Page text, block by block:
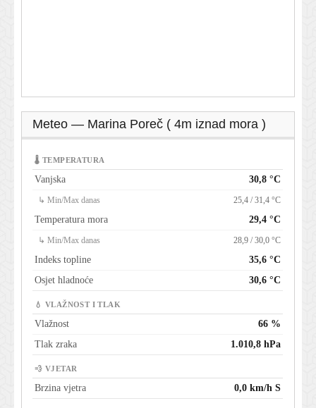
Meteo — Marina Poreč ( 4m iznad mora )
🌡 TEMPERATURA
Vanjska 30,8 °C
↳ Min/Max danas 25,4 / 31,4 °C
Temperatura mora 29,4 °C
↳ Min/Max danas 28,9 / 30,0 °C
Indeks topline
35,6 °C
Osjet hladnoće
30,6 °C
💧 VLAŽNOST I TLAK
Vlažnost
66 %
Tlak zraka
1.010,8 hPa
💨 VJETAR
Brzina vjetra 0,0 km/h S